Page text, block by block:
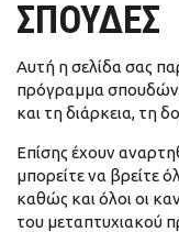
ΣΠΟΥΔΕΣ
Αυτή η σελίδα σας
πρόγραμμα
και τη διάρκεια, τη
Επίσης έχουν
μπορείτε να βρείτε
καθώς και όλοι οι
του μεταπτυχιακού